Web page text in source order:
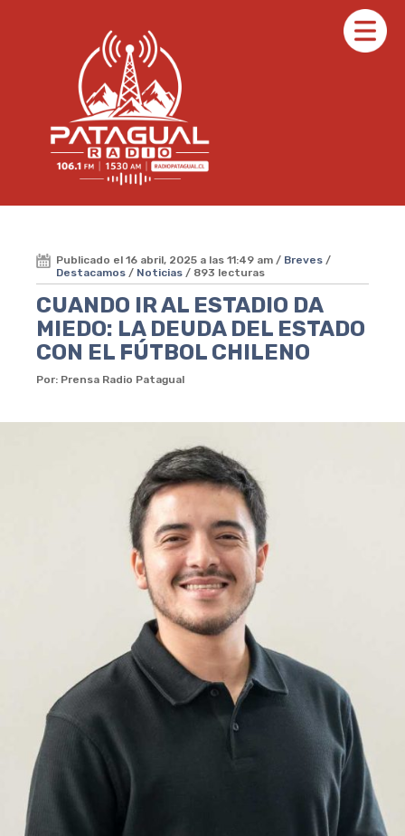
Publicado el 16 abril, 2025 a las 11:49 am / Breves /
Destacamos / Noticias / 893 lecturas
CUANDO IR AL ESTADIO DA
MIEDO: LA DEUDA DEL ESTADO
CON EL FÚTBOL CHILENO
Por: Prensa Radio Patagual